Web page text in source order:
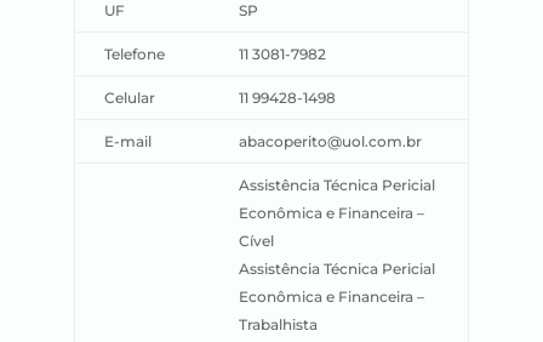
UF SP
Telefone 11 3081-7982
Celular 11 99428-1498
E-mail abacoperito@uol.com.br
Assistência Técnica Pericial
Econômica e Financeira –
Cível
Assistência Técnica Pericial
Econômica e Financeira –
Trabalhista